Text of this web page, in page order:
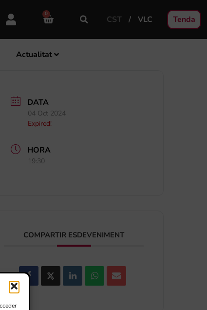
0
CST VLC Tenda
Actualitat
DATA
04 Oct 2024
Expired!
HORA
19:30
COMPARTIR ESDEVENIMENT